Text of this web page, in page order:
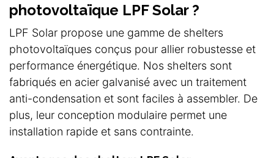
photovoltaïque LPF Solar ?
LPF Solar propose une gamme de shelters
photovoltaïques conçus pour allier robustesse et
performance énergétique. Nos shelters sont
fabriqués en acier galvanisé avec un traitement
anti-condensation et sont faciles à assembler. De
plus, leur conception modulaire permet une
installation rapide et sans contrainte.